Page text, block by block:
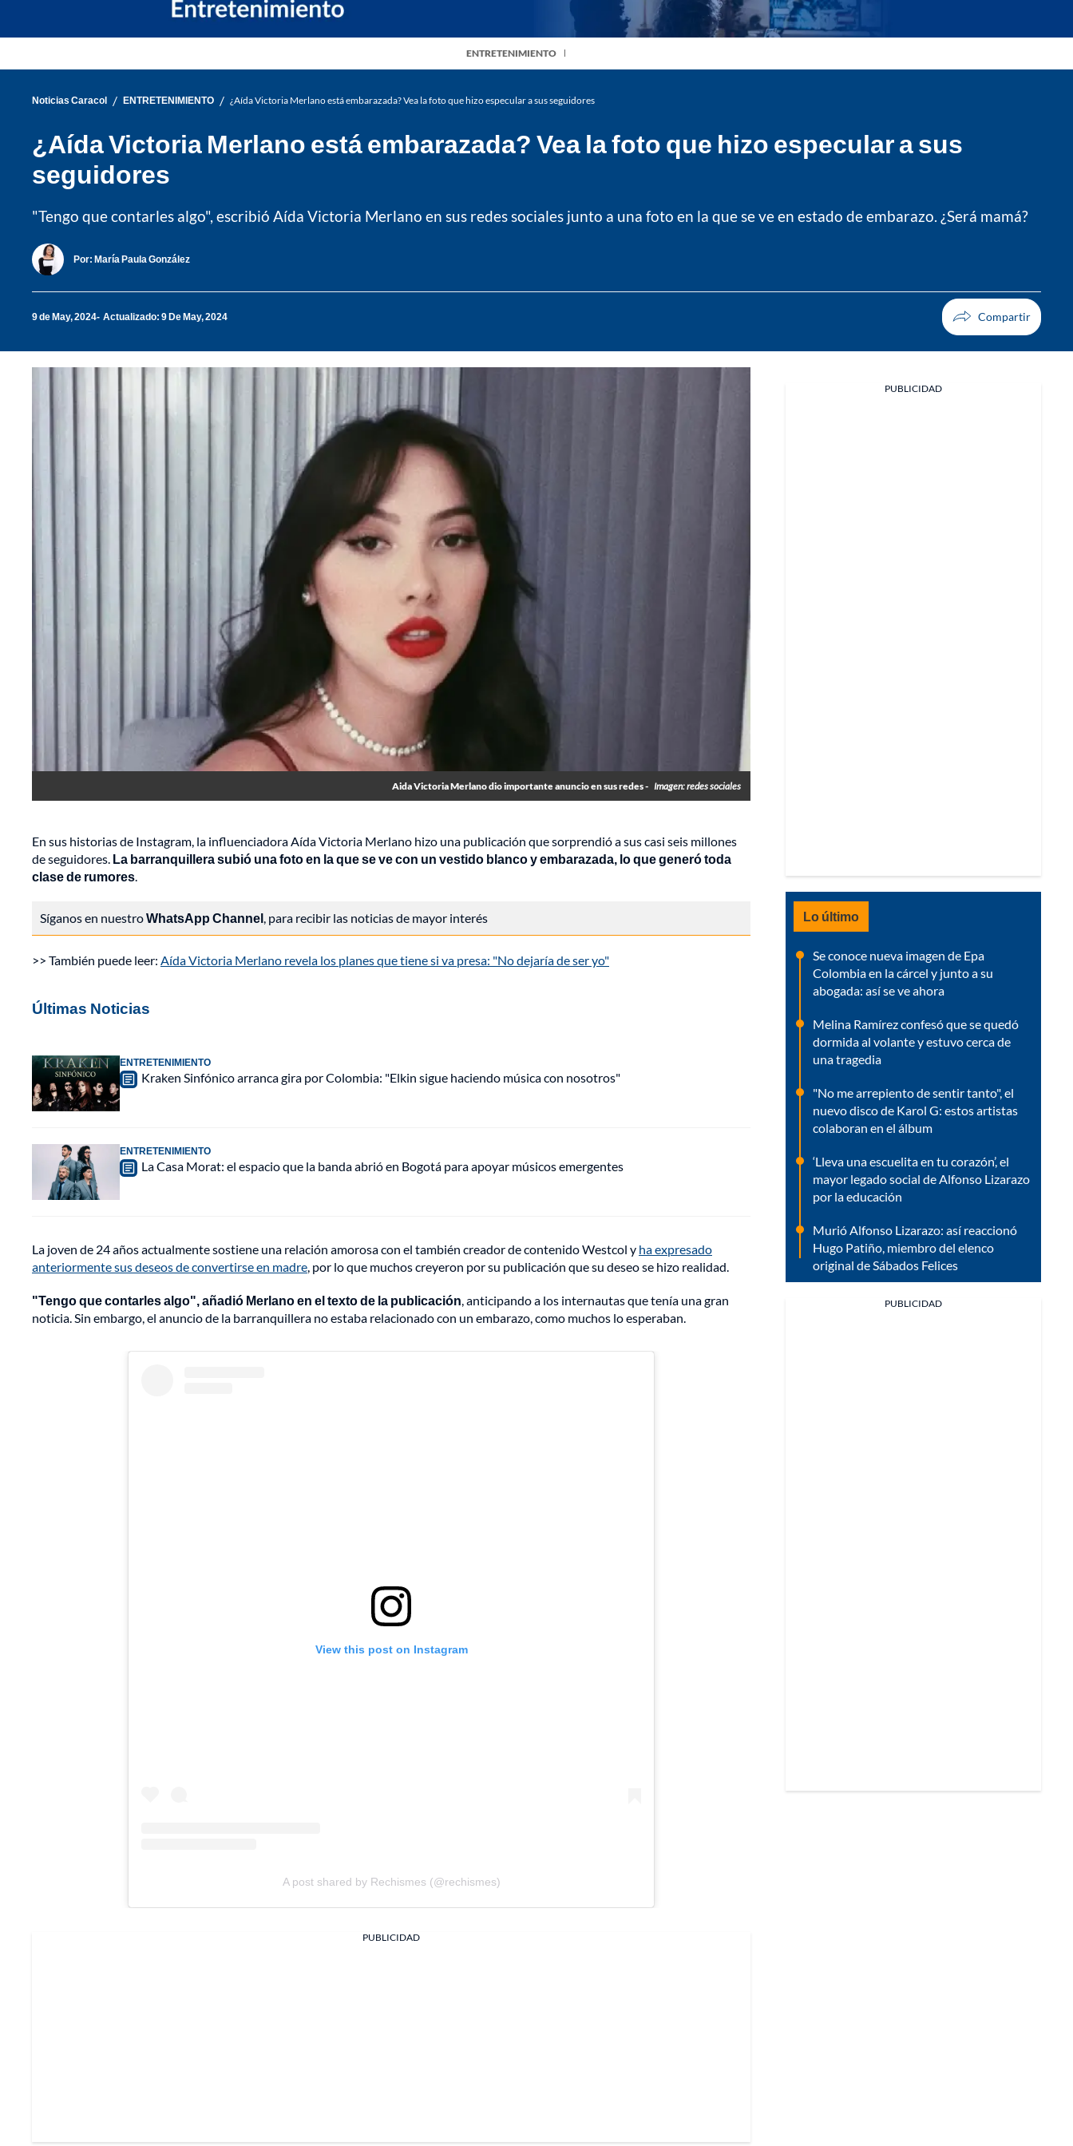
ENTRETENIMIENTO
Noticias Caracol / ENTRETENIMIENTO / ¿Aída Victoria Merlano está embarazada? Vea la foto que hizo especular a sus seguidores
¿Aída Victoria Merlano está embarazada? Vea la foto que hizo especular a sus
seguidores
"Tengo que contarles algo", escribió Aída Victoria Merlano en sus redes sociales junto a una foto en la que se ve en estado de embarazo. ¿Será mamá?
Por: María Paula González
9 de May, 2024 Actualizado: 9 De May, 2024
Aida Victoria Merlano dio importante anuncio en sus redes - Imagen: redes sociales
En sus historias de Instagram, la influenciadora Aída Victoria Merlano hizo una publicación que sorprendió a sus casi seis millones
de seguidores. La barranquillera subió una foto en la que se ve con un vestido blanco y embarazada, lo que generó toda
clase de rumores.
Síganos en nuestroWhatsApp Channel, para recibir las noticias de mayor interés
>> También puede leer: Aída Victoria Merlano revela los planes que tiene si va presa: "No dejaría de ser yo"
Últimas Noticias
ENTRETENIMIENTO
Kraken Sinfónico arranca gira por Colombia: "Elkin sigue haciendo música con nosotros"
ENTRETENIMIENTO
La Casa Morat: el espacio que la banda abrió en Bogotá para apoyar músicos emergentes
La joven de 24 años actualmente sostiene una relación amorosa con el también creador de contenido Westcol y ha expresado
anteriormente sus deseos de convertirse en madre, por lo que muchos creyeron por su publicación que su deseo se hizo realidad.
"Tengo que contarles algo", añadió Merlano en el texto de la publicación, anticipando a los internautas que tenía una gran
noticia. Sin embargo, el anuncio de la barranquillera no estaba relacionado con un embarazo, como muchos lo esperaban.
View this post on Instagram
A post shared by Rechismes (@rechismes)
PUBLICIDAD
PUBLICIDAD
Lo último
Se conoce nueva imagen de Epa
Colombia en la cárcel y junto a su
abogada: así se ve ahora
Melina Ramírez confesó que se quedó
dormida al volante y estuvo cerca de
una tragedia
"No me arrepiento de sentir tanto", el
nuevo disco de Karol G: estos artistas
colaboran en el álbum
‘Lleva una escuelita en tu corazón’, el
mayor legado social de Alfonso Lizarazo
por la educación
Murió Alfonso Lizarazo: así reaccionó
Hugo Patiño, miembro del elenco
original de Sábados Felices
PUBLICIDAD